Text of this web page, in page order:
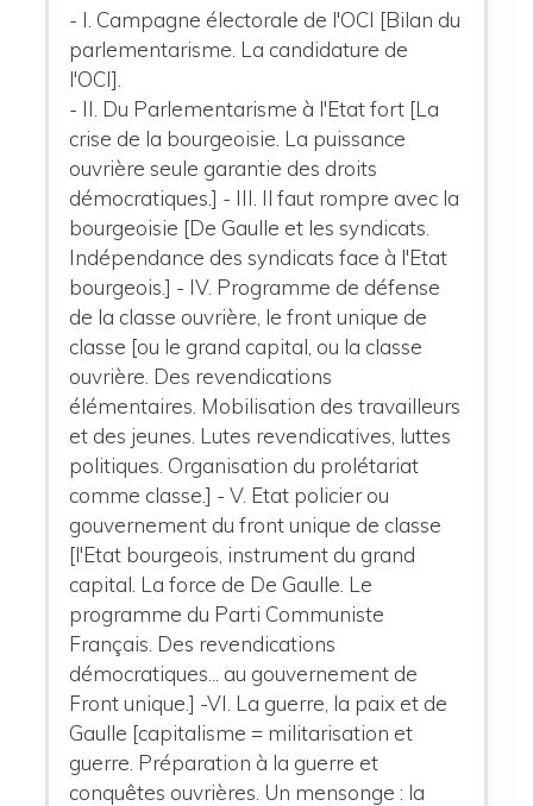
- I. Campagne électorale de l'OCI [Bilan du
parlementarisme. La candidature de
l'OCI].
- II. Du Parlementarisme à l'Etat fort [La
crise de la bourgeoisie. La puissance
ouvrière seule garantie des droits
démocratiques.] - III. Il faut rompre avec la
bourgeoisie [De Gaulle et les syndicats.
Indépendance des syndicats face à l'Etat
bourgeois.] - IV. Programme de défense
de la classe ouvrière, le front unique de
classe [ou le grand capital, ou la classe
ouvrière. Des revendications
élémentaires. Mobilisation des travailleurs
et des jeunes. Lutes revendicatives, luttes
politiques. Organisation du prolétariat
comme classe.] - V. Etat policier ou
gouvernement du front unique de classe
[l'Etat bourgeois, instrument du grand
capital. La force de De Gaulle. Le
programme du Parti Communiste
Français. Des revendications
démocratiques... au gouvernement de
Front unique.] -VI. La guerre, la paix et de
Gaulle [capitalisme = militarisation et
guerre. Préparation à la guerre et
conquêtes ouvrières. Un mensonge : la